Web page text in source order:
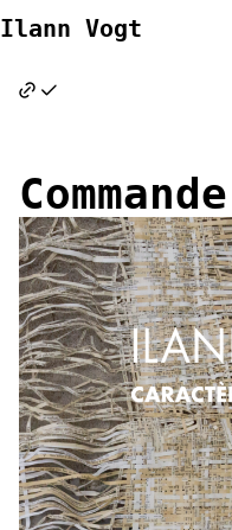
to
Ilann Vogt
Commande